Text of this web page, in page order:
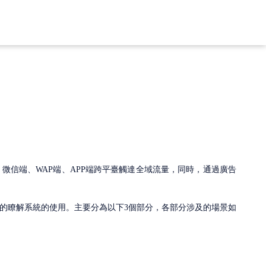
信端、WAP端、APP端跨平臺觸達全域流量，同時，通過廣告
瞭解系統的使用。主要分為以下3個部分，各部分涉及的場景如